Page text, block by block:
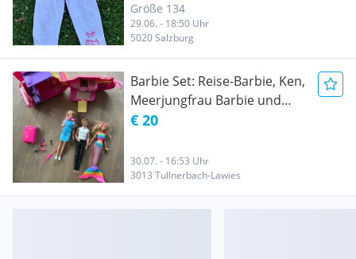
Größe 134
29.06. - 18:50 Uhr
5020 Salzburg
Barbie Set: Reise-Barbie, Ken,
Meerjungfrau Barbie und
Wohnmobil
€ 20
30.07. - 16:53 Uhr
3013 Tullnerbach-Lawies